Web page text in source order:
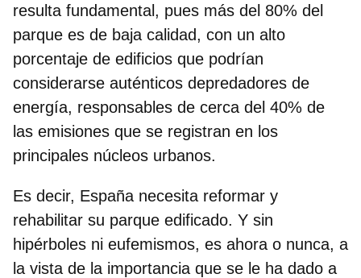
resulta fundamental, pues más del 80% del
parque es de baja calidad, con un alto
porcentaje de edificios que podrían
considerarse auténticos depredadores de
energía, responsables de cerca del 40% de
las emisiones que se registran en los
principales núcleos urbanos.
Es decir, España necesita reformar y
rehabilitar su parque edificado. Y sin
hipérboles ni eufemismos, es ahora o nunca, a
la vista de la importancia que se le ha dado a